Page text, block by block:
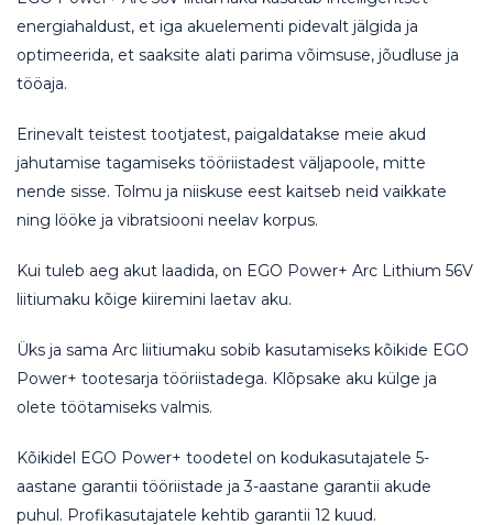
energiahaldust, et iga akuelementi pidevalt jälgida ja
optimeerida, et saaksite alati parima võimsuse, jõudluse ja
tööaja.
Erinevalt teistest tootjatest, paigaldatakse meie akud
jahutamise tagamiseks tööriistadest väljapoole, mitte
nende sisse. Tolmu ja niiskuse eest kaitseb neid vaikkate
ning lööke ja vibratsiooni neelav korpus.
Kui tuleb aeg akut laadida, on EGO Power+ Arc Lithium 56V
liitiumaku kõige kiiremini laetav aku.
Üks ja sama Arc liitiumaku sobib kasutamiseks kõikide EGO
Power+ tootesarja tööriistadega. Klõpsake aku külge ja
olete töötamiseks valmis.
Kõikidel EGO Power+ toodetel on kodukasutajatele 5-
aastane garantii tööriistade ja 3-aastane garantii akude
puhul. Profikasutajatele kehtib garantii 12 kuud.